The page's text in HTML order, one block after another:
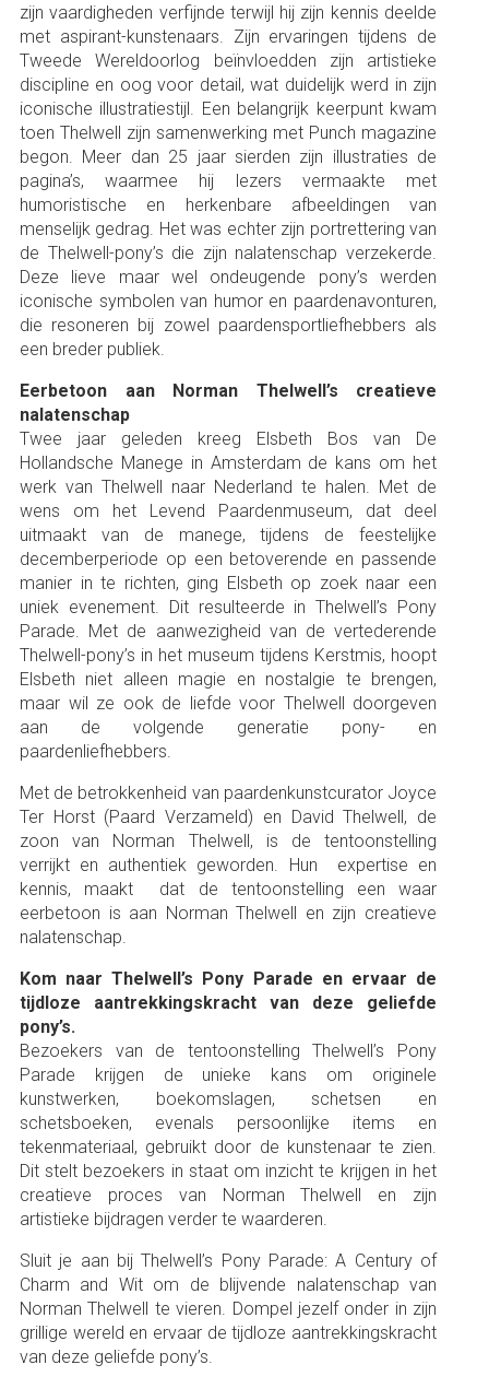
zijn vaardigheden verfijnde terwijl hij zijn kennis deelde
met aspirant-kunstenaars. Zijn ervaringen tijdens de
Tweede Wereldoorlog beïnvloedden zijn artistieke
discipline en oog voor detail, wat duidelijk werd in zijn
iconische illustratiestijl. Een belangrijk keerpunt kwam
toen Thelwell zijn samenwerking met Punch magazine
begon. Meer dan 25 jaar sierden zijn illustraties de
pagina’s, waarmee hij lezers vermaakte met
humoristische en herkenbare afbeeldingen van
menselijk gedrag. Het was echter zijn portrettering van
de Thelwell-pony’s die zijn nalatenschap verzekerde.
Deze lieve maar wel ondeugende pony’s werden
iconische symbolen van humor en paardenavonturen,
die resoneren bij zowel paardensportliefhebbers als
een breder publiek.
Eerbetoon aan Norman Thelwell’s creatieve
nalatenschap
Twee jaar geleden kreeg Elsbeth Bos van De
Hollandsche Manege in Amsterdam de kans om het
werk van Thelwell naar Nederland te halen. Met de
wens om het Levend Paardenmuseum, dat deel
uitmaakt van de manege, tijdens de feestelijke
decemberperiode op een betoverende en passende
manier in te richten, ging Elsbeth op zoek naar een
uniek evenement. Dit resulteerde in Thelwell’s Pony
Parade. Met de aanwezigheid van de vertederende
Thelwell-pony’s in het museum tijdens Kerstmis, hoopt
Elsbeth niet alleen magie en nostalgie te brengen,
maar wil ze ook de liefde voor Thelwell doorgeven
aan de volgende generatie pony- en
paardenliefhebbers.
Met de betrokkenheid van paardenkunstcurator Joyce
Ter Horst (Paard Verzameld) en David Thelwell, de
zoon van Norman Thelwell, is de tentoonstelling
verrijkt en authentiek geworden. Hun expertise en
kennis, maakt dat de tentoonstelling een waar
eerbetoon is aan Norman Thelwell en zijn creatieve
nalatenschap.
Kom naar Thelwell’s Pony Parade en ervaar de
tijdloze aantrekkingskracht van deze geliefde
pony’s.
Bezoekers van de tentoonstelling Thelwell’s Pony
Parade krijgen de unieke kans om originele
kunstwerken, boekomslagen, schetsen en
schetsboeken, evenals persoonlijke items en
tekenmateriaal, gebruikt door de kunstenaar te zien.
Dit stelt bezoekers in staat om inzicht te krijgen in het
creatieve proces van Norman Thelwell en zijn
artistieke bijdragen verder te waarderen.
Sluit je aan bij Thelwell’s Pony Parade: A Century of
Charm and Wit om de blijvende nalatenschap van
Norman Thelwell te vieren. Dompel jezelf onder in zijn
grillige wereld en ervaar de tijdloze aantrekkingskracht
van deze geliefde pony’s.